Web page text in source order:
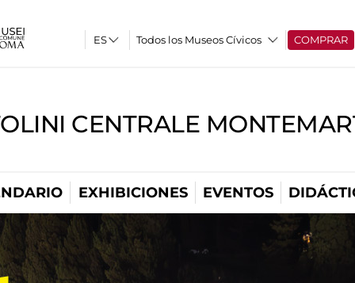
Todos los Museos Cívicos COMPRAR
CENTRALE
EXHIBICIONES EVENTOS